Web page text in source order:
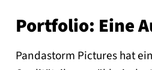
Portfolio: Eine
Pandastorm Pictures hat